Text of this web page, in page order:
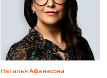
Наталья Афанасова